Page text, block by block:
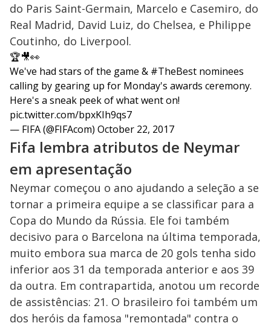
do Paris Saint-Germain, Marcelo e Casemiro, do
Real Madrid, David Luiz, do Chelsea, e Philippe
Coutinho, do Liverpool.
🏆🎥👀
We've had stars of the game & #TheBest nominees
calling by gearing up for Monday's awards ceremony.
Here's a sneak peek of what went on!
pic.twitter.com/bpxKIh9qs7
— FIFA (@FIFAcom) October 22, 2017
Fifa lembra atributos de Neymar
em apresentação
Neymar começou o ano ajudando a seleção a se
tornar a primeira equipe a se classificar para a
Copa do Mundo da Rússia. Ele foi também
decisivo para o Barcelona na última temporada,
muito embora sua marca de 20 gols tenha sido
inferior aos 31 da temporada anterior e aos 39
da outra. Em contrapartida, anotou um recorde
de assistências: 21. O brasileiro foi também um
dos heróis da famosa "remontada" contra o